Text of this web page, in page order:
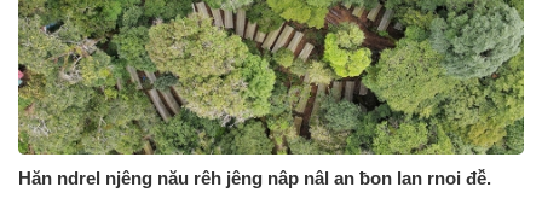
Hăn ndrel njêng nău rêh jêng nâp nâl an ƀon lan rnoi đê̆.